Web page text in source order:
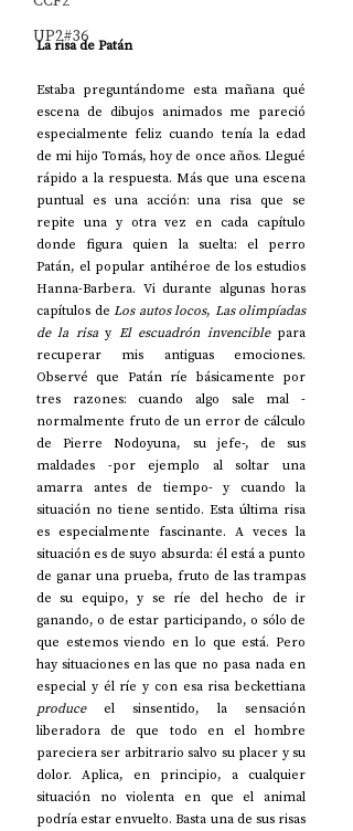
UP2#36
La risa de Patán
Estaba preguntándome esta mañana qué
escena de dibujos animados me pareció
especialmente feliz cuando tenía la edad
de mi hijo Tomás, hoy de once años. Llegué
rápido a la respuesta. Más que una escena
puntual es una acción: una risa que se
repite una y otra vez en cada capítulo
donde figura quien la suelta: el perro
Patán, el popular antihéroe de los estudios
Hanna-Barbera. Vi durante algunas horas
capítulos de Los autos locos, Las olimpíadas
de la risa y El escuadrón invencible para
recuperar mis antiguas emociones.
Observé que Patán ríe básicamente por
tres razones: cuando algo sale mal -
normalmente fruto de un error de cálculo
de Pierre Nodoyuna, su jefe-, de sus
maldades -por ejemplo al soltar una
amarra antes de tiempo- y cuando la
situación no tiene sentido. Esta última risa
es especialmente fascinante. A veces la
situación es de suyo absurda: él está a punto
de ganar una prueba, fruto de las trampas
de su equipo, y se ríe del hecho de ir
ganando, o de estar participando, o sólo de
que estemos viendo en lo que está. Pero
hay situaciones en las que no pasa nada en
produce el sinsentido, la sensación
liberadora de que todo en el hombre
pareciera ser arbitrario salvo su placer y su
dolor. Aplica, en principio, a cualquier
situación no violenta en que el animal
podría estar envuelto. Basta una de sus risas